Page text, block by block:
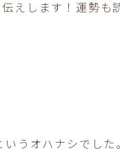
えします！運勢も
うオハナシでした。